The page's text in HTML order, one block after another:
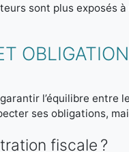
sont plus exposés
l’équilibre entre
ses obligations,
fiscale ?